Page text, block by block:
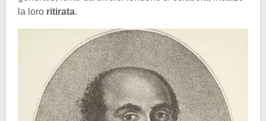
la loro ritirata.